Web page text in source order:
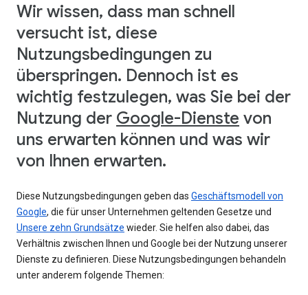
Wir wissen, dass man schnell
versucht ist, diese
Nutzungsbedingungen zu
überspringen. Dennoch ist es
wichtig festzulegen, was Sie bei der
Nutzung der Google-Dienste von
uns erwarten können und was wir
von Ihnen erwarten.
Diese Nutzungsbedingungen geben das Geschäftsmodell von
Google, die für unser Unternehmen geltenden Gesetze und
Unsere zehn Grundsätze wieder. Sie helfen also dabei, das
Verhältnis zwischen Ihnen und Google bei der Nutzung unserer
Dienste zu definieren. Diese Nutzungsbedingungen behandeln
unter anderem folgende Themen: